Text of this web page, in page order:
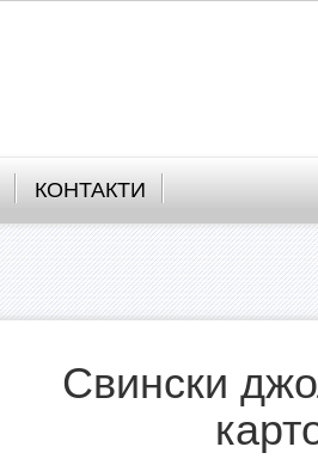
КОНТАКТИ
Свински